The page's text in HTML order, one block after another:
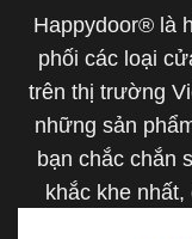
Happydoor® là
phối các loại
trên thị trường
những sản
bạn chắc chắn
khắc khe